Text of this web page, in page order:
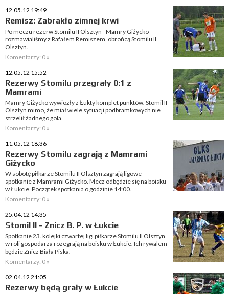
12.05.12 19:49
Remisz: Zabrakło zimnej krwi
Po meczu rezerw Stomilu II Olsztyn - Mamry Giżycko
rozmawialiśmy z Rafałem Remiszem, obrońcą Stomilu II
Olsztyn.
Komentarzy: 0 »
12.05.12 15:52
Rezerwy Stomilu przegrały 0:1 z
Mamrami
Mamry Giżycko wywiozły z Łukty komplet punktów. Stomil II
Olsztyn mimo, że miał wiele sytuacji podbramkowych nie
strzelił żadnego gola.
Komentarzy: 0 »
11.05.12 18:36
Rezerwy Stomilu zagrają z Mamrami
Giżycko
W sobotę piłkarze Stomilu II Olsztyn zagrają ligowe
spotkanie z Mamrami Giżycko. Mecz odbędzie się na boisku
w Łukcie. Początek spotkania o godzinie 14:00.
Komentarzy: 0 »
25.04.12 14:35
Stomil II - Znicz B. P. w Łukcie
Spotkanie 23. kolejki czwartej ligi piłkarze Stomilu II Olsztyn
w roli gospodarza rozegrają na boisku w Łukcie. Ich rywalem
będzie Znicz Biała Piska.
Komentarzy: 0 »
02.04.12 21:05
Rezerwy będą grały w Łukcie